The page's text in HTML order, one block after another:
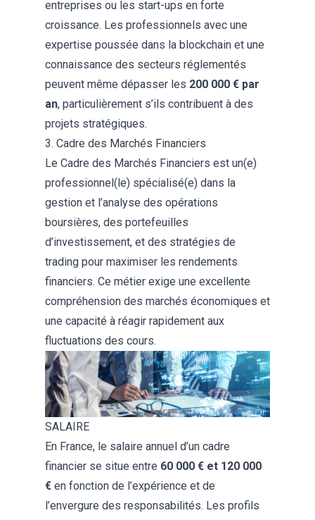
entreprises ou les start-ups en forte
croissance. Les professionnels avec une
expertise poussée dans la blockchain et une
connaissance des secteurs réglementés
peuvent même dépasser les 200 000 € par
an, particulièrement s’ils contribuent à des
projets stratégiques.
3. Cadre des Marchés Financiers
Le Cadre des Marchés Financiers est un(e)
professionnel(le) spécialisé(e) dans la
gestion et l’analyse des opérations
boursières, des portefeuilles
d’investissement, et des stratégies de
trading pour maximiser les rendements
financiers. Ce métier exige une excellente
compréhension des marchés économiques et
une capacité à réagir rapidement aux
fluctuations des cours.
SALAIRE
En France, le salaire annuel d’un cadre
financier se situe entre 60 000 € et 120 000
€ en fonction de l’expérience et de
l’envergure des responsabilités. Les profils